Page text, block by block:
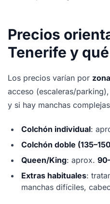
Precios
Tenerife y
Los precios varían por
acceso (escaleras/
y si hay manchas
Colchón individual:
Colchón doble
Queen/King: aprox.
Extras habituales:
manchas difíciles,